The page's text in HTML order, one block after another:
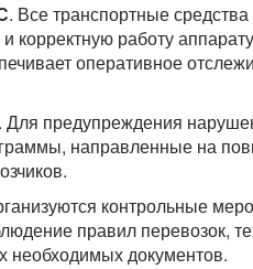
. Все транспортные
корректную работу
оперативное
. Для предупреждения
направленные на
контрольные
правил перевозок,
необходимых документов.